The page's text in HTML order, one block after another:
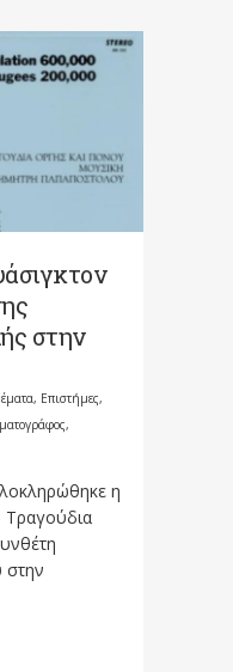
στην
, Επιστήμες,
η
Τραγούδια